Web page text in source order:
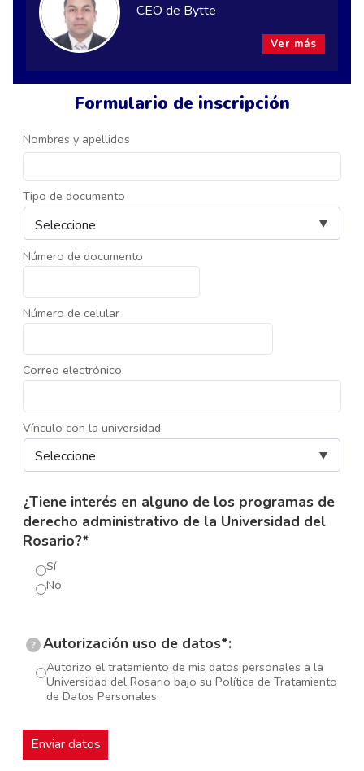
Formulario de inscripción
Nombres y apellidos
Tipo de documento
Número de documento
Número de celular
Correo electrónico
Vínculo con la universidad
¿Tiene interés en alguno de los programas de
derecho administrativo de la Universidad del
Rosario?*
Sí
No
? Autorización uso de datos*:
Autorizo el tratamiento de mis datos personales a la
Universidad del Rosario bajo su Política de Tratamiento
de Datos Personales.
CEO de Bytte
Ver más